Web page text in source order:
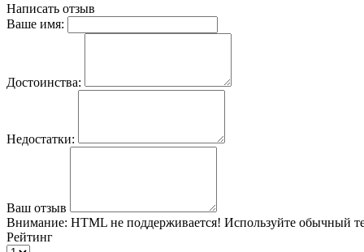
Написать отзыв
Ваше имя:
Достоинства:
Недостатки:
Ваш отзыв
Внимание: HTML не поддерживается! Используйте обычный
Рейтинг